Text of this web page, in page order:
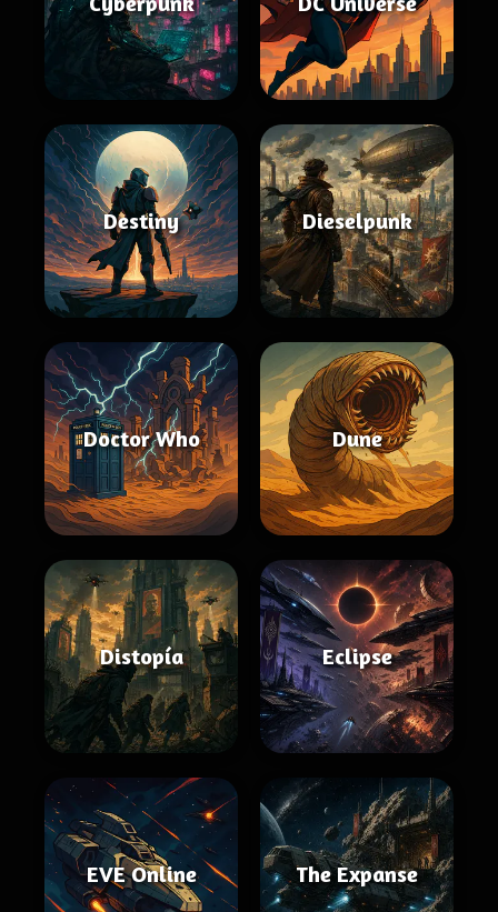
Destiny Dieselpunk
Doctor Who Dune
Distopía Eclipse
EVE Online The Expanse